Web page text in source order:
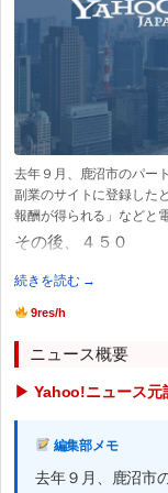
去年９月、鹿沼市のパー
副業のサイトに登録した
報酬が得られる」などと
その後、４５０
続きを読む →
9res/h
ニュース概要
▶ Yahoo!ニュース元
編集部メモ
去年９月、鹿沼市